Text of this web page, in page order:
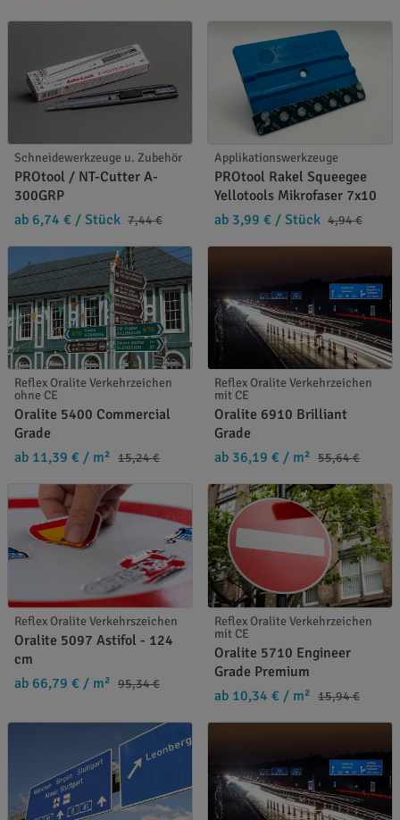
Schneidewerkzeuge u. Zubehör
PROtool / NT-Cutter A-
300GRP
ab 6,74 € / Stück 7,44 €
Applikationswerkzeuge
PROtool Rakel Squeegee
Yellotools Mikrofaser 7x10
ab 3,99 € / Stück 4,94 €
Reflex Oralite Verkehrzeichen
ohne CE
Oralite 5400 Commercial
Grade
ab 11,39 € / m² 15,24 €
Reflex Oralite Verkehrzeichen
mit CE
Oralite 6910 Brilliant
Grade
ab 36,19 € / m² 55,64 €
Reflex Oralite Verkehrszeichen
Oralite 5097 Astifol - 124
cm
ab 66,79 € / m² 95,34 €
Reflex Oralite Verkehrzeichen
mit CE
Oralite 5710 Engineer
Grade Premium
ab 10,34 € / m² 15,94 €